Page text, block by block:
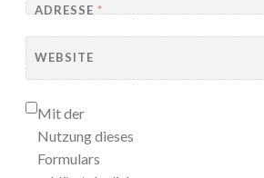
ADRESSE *
WEBSITE
Mit der
Nutzung dieses
Formulars